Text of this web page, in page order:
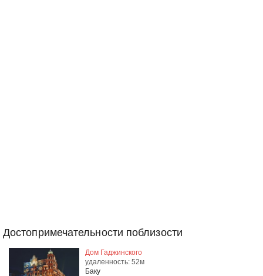
Достопримечательности поблизости
Дом Гаджинского
удаленность: 52м
Баку